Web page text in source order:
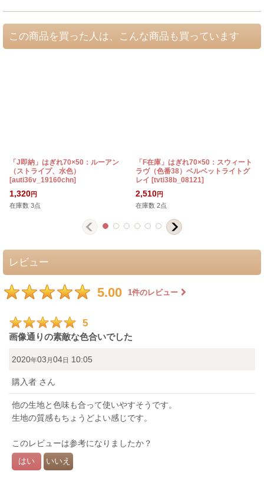
この商品を買った人は、こんな商品も買っています
「J即納」はぎれ70×50：ルーアン
（ストライプ、水色）
[auti36v_19160chn]
1,320円
在庫数 3点
「F在庫」はぎれ70×50：スウィート
ラヴ（色番38）ベルベットライトグ
レイ [tvti38b_08121]
2,510円
在庫数 2点
レビュー
5.00 1件のレビュー
5
画像通りの素敵な色合いでした
2020年03 月 04日 10:05
購入者 さん
他の生地と色味も合って使いやすそうです。
生地の質感もちょうどよい感じです。
このレビューは参考になりましたか？
はい
いいえ